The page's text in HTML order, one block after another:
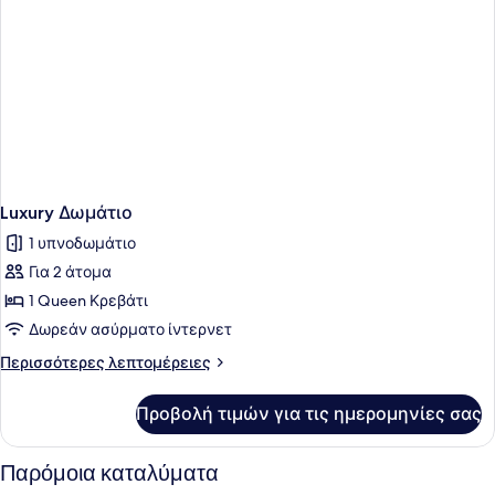
Luxury Δωμάτιο
1 υπνοδωμάτιο
Για 2 άτομα
1 Queen Κρεβάτι
Δωρεάν ασύρματο ίντερνετ
Περισσότερες λεπτομέρειες
Περισσότερες
Δωμάτιο
Προβολή τιμών για τις ημερομηνίες σας
Παρόμοια καταλύματα